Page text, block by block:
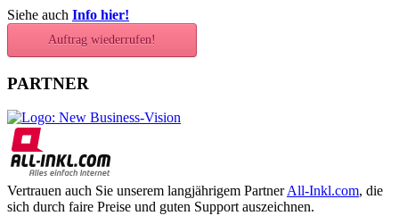
Siehe auch Info hier!
Auftrag wiederrufen!
PARTNER
Vertrauen auch Sie unserem langjährigem PartnerAll-Inkl.com, die
sich durch faire Preise und guten Support auszeichnen.